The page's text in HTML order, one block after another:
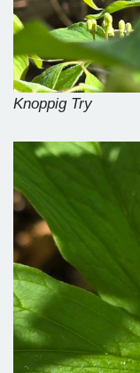
Knoppig Try